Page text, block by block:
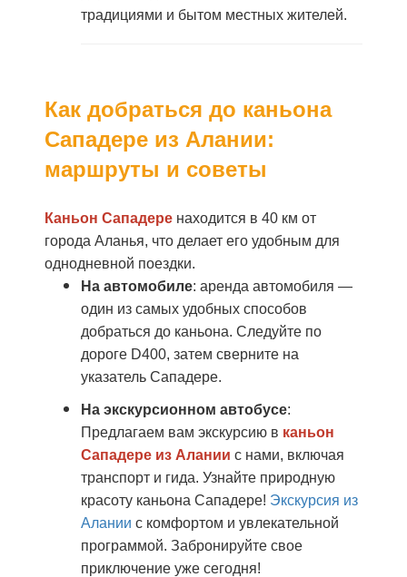
традициями и бытом местных жителей.
Как добраться до каньона
Сападере из Алании:
маршруты и советы
Каньон Сападере находится в 40 км от
города Аланья, что делает его удобным для
однодневной поездки.
На автомобиле: аренда автомобиля —
один из самых удобных способов
добраться до каньона. Следуйте по
дороге D400, затем сверните на
указатель Сападере.
На экскурсионном автобусе:
Предлагаем вам экскурсию в каньон
Сападере из Алании с нами, включая
транспорт и гида. Узнайте природную
красоту каньона Сападере! Экскурсия из
Алании с комфортом и увлекательной
программой. Забронируйте свое
приключение уже сегодня!